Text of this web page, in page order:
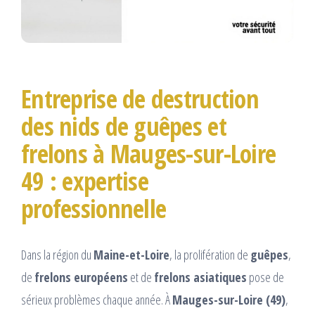
Entreprise de destruction
des nids de guêpes et
frelons à Mauges-sur-Loire
49 : expertise
professionnelle
Dans la région du Maine-et-Loire, la prolifération de guêpes,
de frelons européens et de frelons asiatiques pose de
sérieux problèmes chaque année. ÀMauges-sur-Loire (49),